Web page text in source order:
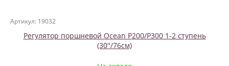
Артикул: 19032
Регулятор поршневой Ocean P200/P300 1-2 ступень
(30''/76см)